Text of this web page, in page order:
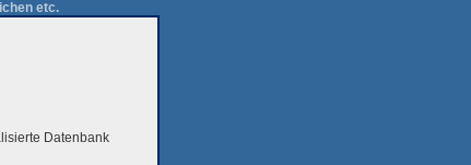
etc.
Datenbank